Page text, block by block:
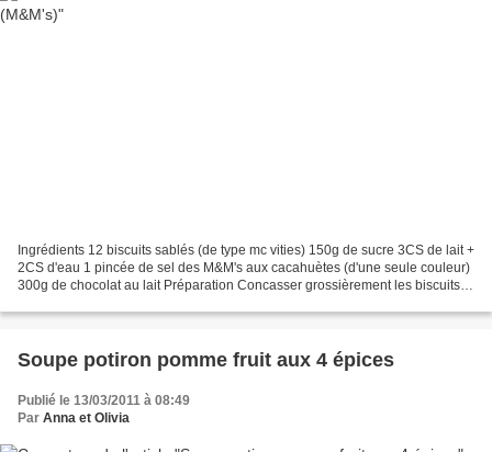
Ingrédients 12 biscuits sablés (de type mc vities) 150g de sucre 3CS de lait +
2CS d'eau 1 pincée de sel des M&M's aux cacahuètes (d'une seule couleur)
300g de chocolat au lait Préparation Concasser grossièrement les biscuits et
Soupe potiron pomme fruit aux 4 épices
Publié le 13/03/2011 à 08:49
Par Anna et Olivia